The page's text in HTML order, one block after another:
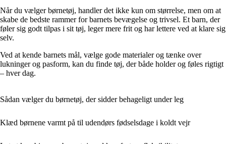
Når du vælger børnetøj, handler det ikke kun om størrelse, men om at
skabe de bedste rammer for barnets bevægelse og trivsel. Et barn, der
føler sig godt tilpas i sit tøj, leger mere frit og har lettere ved at klare sig
selv.
Ved at kende barnets mål, vælge gode materialer og tænke over
lukninger og pasform, kan du finde tøj, der både holder og føles rigtigt
– hver dag.
Sådan vælger du børnetøj, der sidder behageligt under leg
Klæd børnene varmt på til udendørs fødselsdage i koldt vejr